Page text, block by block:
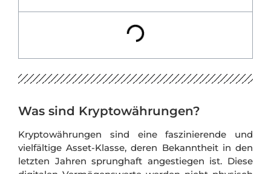
Was sind Kryptowährungen?
Kryptowährungen sind eine faszinierende und
vielfältige Asset-Klasse, deren Bekanntheit in den
letzten Jahren sprunghaft angestiegen ist. Diese